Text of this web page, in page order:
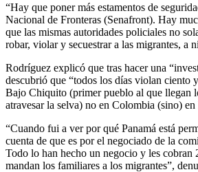
“Hay que poner más estamentos de
Nacional de Fronteras (Senafront). Hay
que las mismas autoridades policiales no
robar, violar y secuestrar a las migrantes, a
Rodríguez explicó que tras hacer una
descubrió que “todos los días violan ciento
Bajo Chiquito (primer pueblo al que llegan
atravesar la selva) no en Colombia (sino) en
“Cuando fui a ver por qué Panamá está
cuenta de que es por el negociado de la
Todo lo han hecho un negocio y les cobran
mandan los familiares a los migrantes”,